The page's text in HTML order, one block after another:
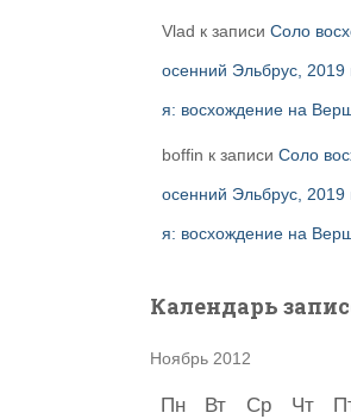
Vlad к записи Соло
осенний Эльбрус, 2019
я: восхождение на
boffin к записи Соло
осенний Эльбрус, 2019
я: восхождение на
Календарь
Ноябрь 2012
Пн Вт Ср Чт